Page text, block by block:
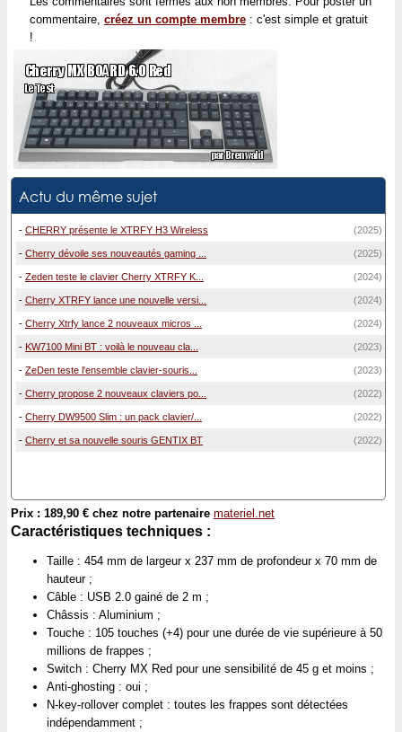
commentaire, créez un compte membre : c'est simple et gratuit
!
Actu du même sujet
- CHERRY présente le XTRFY H3 Wireless (2025)
- Cherry dévoile ses nouveautés gaming ... (2025)
- Zeden teste le clavier Cherry XTRFY K... (2024)
- Cherry XTRFY lance une nouvelle versi... (2024)
- Cherry Xtrfy lance 2 nouveaux micros ... (2024)
- KW7100 Mini BT : voilà le nouveau cla... (2023)
- ZeDen teste l'ensemble clavier-souris... (2023)
- Cherry propose 2 nouveaux claviers po... (2022)
- Cherry DW9500 Slim : un pack clavier/... (2022)
- Cherry et sa nouvelle souris GENTIX BT (2022)
Prix : 189,90 € chez notre partenaire materiel.net
Caractéristiques techniques :
Taille : 454 mm de largeur x 237 mm de profondeur x 70 mm de
hauteur ;
Câble : USB 2.0 gainé de 2 m ;
Châssis : Aluminium ;
Touche : 105 touches (+4) pour une durée de vie supérieure à 50
millions de frappes ;
Switch : Cherry MX Red pour une sensibilité de 45 g et moins ;
Anti-ghosting : oui ;
N-key-rollover complet : toutes les frappes sont détectées
indépendamment ;